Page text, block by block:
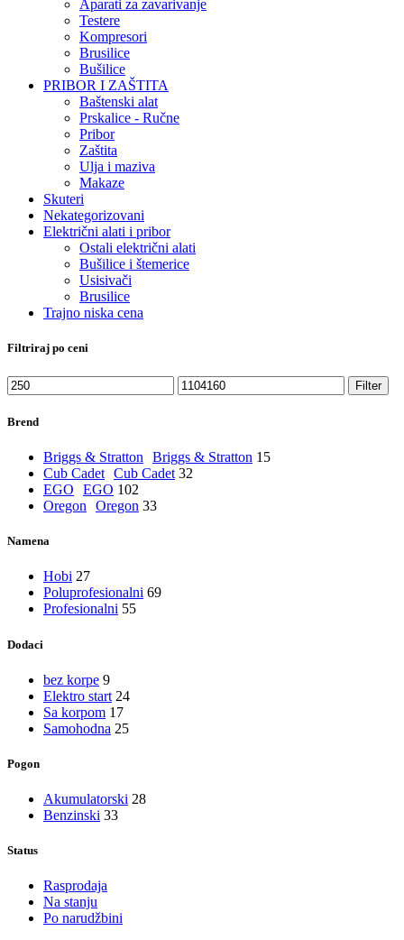
Aparati za zavarivanje
Testere
Kompresori
Brusilice
Bušilice
PRIBOR I ZAŠTITA
Baštenski alat
Prskalice - Ručne
Pribor
Zaštita
Ulja i maziva
Makaze
Skuteri
Nekategorizovani
Električni alati i pribor
Ostali električni alati
Bušilice i štemerice
Usisivači
Brusilice
Trajno niska cena
Filtriraj po ceni
Minimalna
cena
Maksimalna
cena
Filter
Brend
Briggs & Stratton Briggs & Stratton 15
Cub Cadet Cub Cadet 32
EGO
EGO 102
Oregon
Oregon 33
Namena
Hobi 27
Poluprofesionalni 69
Profesionalni 55
Dodaci
bez korpe 9
Elektro start 24
Sa korpom 17
Samohodna 25
Pogon
Akumulatorski 28
Benzinski 33
Status
Rasprodaja
Na stanju
Po narudžbini